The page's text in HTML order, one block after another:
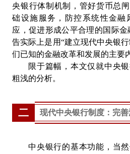
央银行体制机制，管好货币总
础设施服务，防控系统性金融
应，促进形成公平合理的国际
告实际上是用“建立现代中央银
们已知的金融改革和发展的主要
限于篇幅，本文仅就中央
粗浅的分析。
二 现代中央银行制度：完
中央银行的基本功能，当